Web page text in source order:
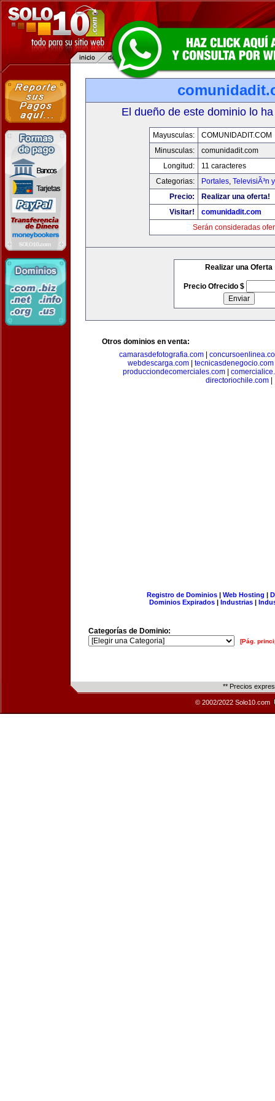
El dueño de este dominio lo
Mayusculas:
COMUNIDADIT.COM
Minusculas:
comunidadit.com
Longitud:
11 caracteres
Categorias:
Portales, TelevisiÃ³n
Precio:
Realizar una oferta!
Visitar!
comunidadit.com
Serán consideradas
Realizar una Oferta
Precio Ofrecido $
Otros dominios en venta:
camarasdefotografia.com|
webdescarga.com| tecnicasdenegocio.com
producciondecomerciales.com|
directoriochile.com|
Registro de Dominios| Web Hosting |
Dominios Expirados | Industrias |
Categorías de Dominio:
[Pág.
** Precios
© 2002/2022 Solo10.com